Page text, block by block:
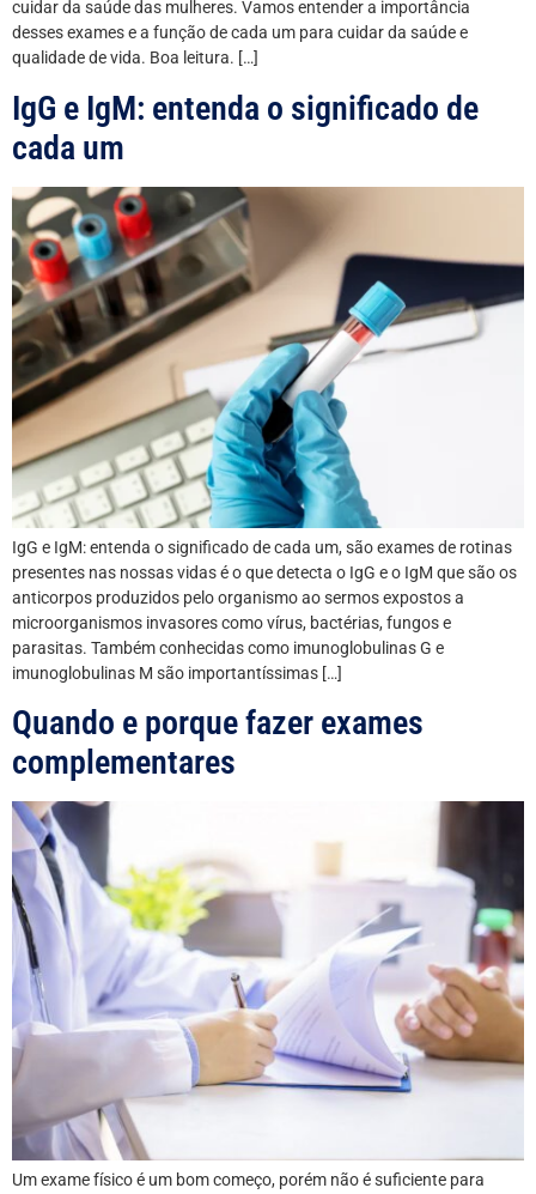
cuidar da saúde das mulheres. Vamos entender a importância
desses exames e a função de cada um para cuidar da saúde e
qualidade de vida. Boa leitura. […]
IgG e IgM: entenda o significado de
cada um
IgG e IgM: entenda o significado de cada um, são exames de rotinas
presentes nas nossas vidas é o que detecta o IgG e o IgM que são os
anticorpos produzidos pelo organismo ao sermos expostos a
microorganismos invasores como vírus, bactérias, fungos e
parasitas. Também conhecidas como imunoglobulinas G e
imunoglobulinas M são importantíssimas […]
Quando e porque fazer exames
complementares
Um exame físico é um bom começo, porém não é suficiente para